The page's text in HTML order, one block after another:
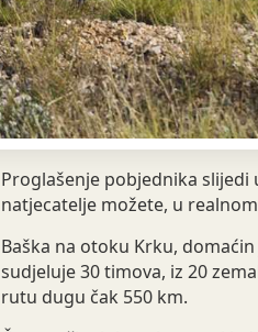
Proglašenje pobjednika slijedi
natjecatelje možete, u
Baška na otoku Krku,
sudjeluje 30 timova, iz 20
rutu dugu čak 550 km.